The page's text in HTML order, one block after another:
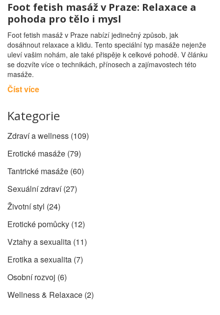
Foot fetish masáž v Praze: Relaxace a
pohoda pro tělo i mysl
Foot fetish masáž v Praze nabízí jedinečný způsob, jak
dosáhnout relaxace a klidu. Tento speciální typ masáže nejenže
uleví vašim nohám, ale také přispěje k celkové pohodě. V článku
se dozvíte více o technikách, přínosech a zajímavostech této
masáže.
Číst více
Kategorie
Zdraví a wellness (109)
Erotické masáže (79)
Tantrické masáže (60)
Sexuální zdraví(27)
Životní styl (24)
Erotické pomůcky (12)
Vztahy a sexualita (11)
Erotika a sexualita (7)
Osobní rozvoj (6)
Wellness & Relaxace (2)